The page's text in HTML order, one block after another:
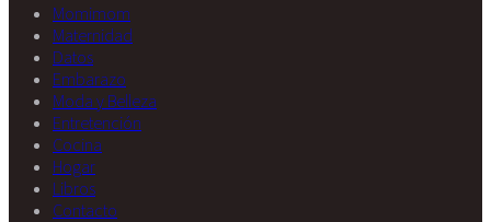
Momimom
Maternidad
Datos
Embarazo
Moda y Belleza
Entretención
Cocina
Hogar
Libros
Contacto